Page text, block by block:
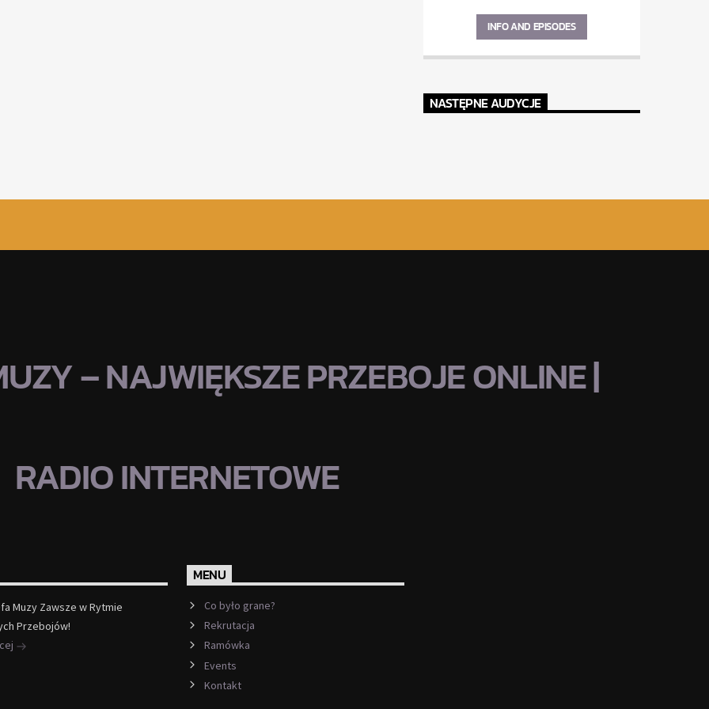
INFO AND EPISODES
NASTĘPNE AUDYCJE
– NAJWIĘKSZE PRZEBOJE ONLINE |
RADIO INTERNETOWE
Muzy Zawsze w Rytmie
Przebojów!
MENU
Co było grane?
Rekrutacja
Ramówka
Events
Kontakt